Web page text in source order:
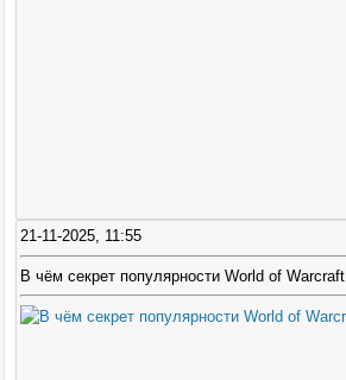
21-11-2025, 11:55
В чём секрет популярности World of Warcraft